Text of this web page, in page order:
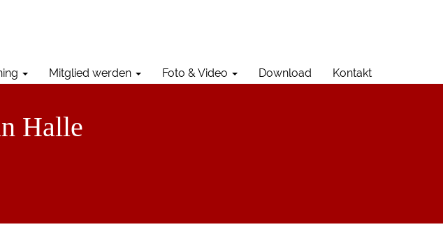
Mitglied werden Foto & Video Download Kontakt
Halle